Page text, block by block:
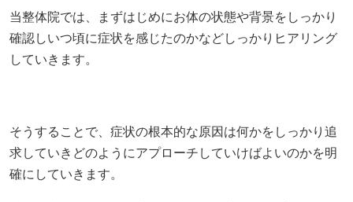
当整体院では、まずはじめにお体の状態や背景をしっかり
確認しいつ頃に症状を感じたのかなどしっかりヒアリング
していきます。
そうすることで、症状の根本的な原因は何かをしっかり追
求していきどのようにアプローチしていけばよいのかを明
確にしていきます。